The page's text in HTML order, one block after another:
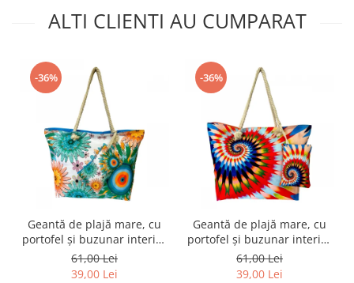
ALTI CLIENTI AU CUMPARAT
-36%
Geantă de plajă mare, cu
portofel și buzunar interior
KD2489
61,00 Lei
39,00 Lei
-36%
Geantă de plajă mare, cu
portofel și buzunar interior
KD2482
61,00 Lei
39,00 Lei